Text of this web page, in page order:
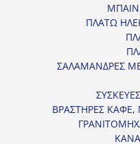
ΜΠΑΙΝ
ΠΛΑΤΩ
ΣΑΛΑΜΑΝΔΡΕΣ
ΒΡΑΣΤΗΡΕΣ ΚΑΦΕ,